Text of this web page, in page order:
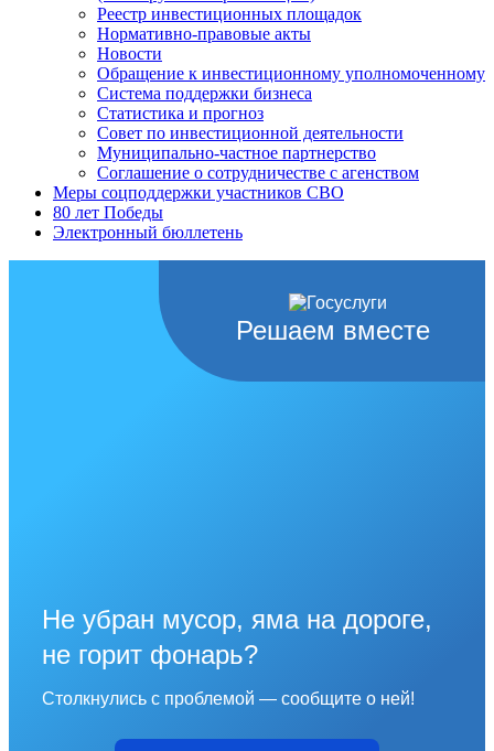
Реестр инвестиционных площадок
Нормативно-правовые акты
Новости
Обращение к инвестиционному уполномоченному
Система поддержки бизнеса
Статистика и прогноз
Совет по инвестиционной деятельности
Муниципально-частное партнерство
Соглашение о сотрудничестве с агенством
Меры соцподдержки участников СВО
80 лет Победы
Электронный бюллетень
Решаем вместе
Не убран мусор, яма на дороге,
не горит фонарь?
Столкнулись с проблемой — сообщите о ней!